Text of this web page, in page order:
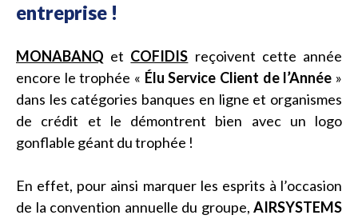
entreprise !
MONABANQ et COFIDIS reçoivent cette année
encore le trophée « Élu Service Client de l’Année »
dans les catégories banques en ligne et organismes
de crédit et le démontrent bien avec un logo
gonflable géant du trophée !
En effet, pour ainsi marquer les esprits à l’occasion
de la convention annuelle du groupe, AIRSYSTEMS